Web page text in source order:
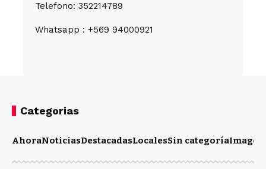
Telefono: 352214789
Whatsapp : +569 94000921
Categorias
AhoraNoticiasDestacadasLocalesSin categoríaImagen